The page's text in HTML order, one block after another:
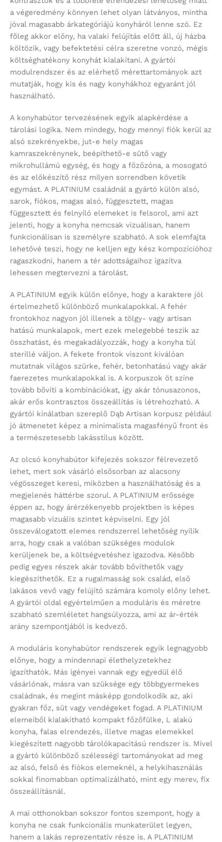
a végeredmény könnyen lehet olyan látványos, mintha
jóval magasabb árkategóriájú konyháról lenne szó. Ez
főleg akkor előny, ha valaki felújítás előtt áll, új házba
költözik, vagy befektetési célra szeretne vonzó, mégis
költséghatékony konyhát kialakítani. A gyártói
modulrendszer és az elérhető mérettartományok azt
mutatják, hogy kis és nagy konyhákhoz egyaránt jól
használható.
A konyhabútor tervezésének egyik alapkérdése a
tárolási logika. Nem mindegy, hogy mennyi fiók kerül az
alsó szekrényekbe, jut-e hely magas
kamraszekrénynek, beépíthető-e sütő vagy
mikrohullámú egység, és hogy a főzőzóna, a mosogató
és az előkészítő rész milyen sorrendben követik
egymást. A PLATINIUM családnál a gyártó külön alsó,
sarok, fiókos, magas alsó, függesztett, magas
függesztett és felnyíló elemeket is felsorol, ami azt
jelenti, hogy a konyha nemcsak vizuálisan, hanem
funkcionálisan is személyre szabható. A sok elemfajta
lehetővé teszi, hogy ne kelljen egy kész kompozícióhoz
ragaszkodni, hanem a tér adottságaihoz igazítva
lehessen megtervezni a tárolást.
A PLATINIUM egyik külön előnye, hogy a karaktere jól
értelmezhető különböző munkalapokkal. A fehér
frontokhoz nagyon jól illenek a tölgy- vagy artisan
hatású munkalapok, mert ezek melegebbé teszik az
összhatást, és megakadályozzák, hogy a konyha túl
sterillé váljon. A fekete frontok viszont kiválóan
mutatnak világos szürke, fehér, betonhatású vagy akár
faerezetes munkalapokkal is. A korpuszok öt színe
tovább bővíti a kombinációkat, így akár tónusazonos,
akár erős kontrasztos összeállítás is létrehozható. A
gyártói kínálatban szereplő Dąb Artisan korpusz például
jó átmenetet képez a minimalista magasfényű front és
a természetesebb lakásstílus között.
Az olcsó konyhabútor kifejezés sokszor félrevezető
lehet, mert sok vásárló elsősorban az alacsony
végösszeget keresi, miközben a használhatóság és a
megjelenés háttérbe szorul. A PLATINIUM erőssége
éppen az, hogy árérzékenyebb projektben is képes
magasabb vizuális szintet képviselni. Egy jól
összeválogatott elemes rendszerrel lehetőség nyílik
arra, hogy csak a valóban szükséges modulok
kerüljenek be, a költségvetéshez igazodva. Később
pedig egyes részek akár tovább bővíthetők vagy
kiegészíthetők. Ez a rugalmasság sok család, első
lakásos vevő vagy felújító számára komoly előny lehet.
A gyártói oldal egyértelműen a moduláris és méretre
szabható szemléletet hangsúlyozza, ami az ár-érték
arány szempontjából is kedvező.
A moduláris konyhabútor rendszerek egyik legnagyobb
előnye, hogy a mindennapi élethelyzetekhez
igazíthatók. Más igényei vannak egy egyedül élő
vásárlónak, másra van szüksége egy többgyermekes
családnak, és megint másképp gondolkodik az, aki
gyakran főz, süt vagy vendégeket fogad. A PLATINIUM
elemeiből kialakítható kompakt főzőfülke, L alakú
konyha, falas elrendezés, illetve magas elemekkel
kiegészített nagyobb tárolókapacitású rendszer is. Mivel
a gyártó különböző szélességi tartományokat ad meg
az alsó, felső és fiókos elemeknél, a helykihasználás
sokkal finomabban optimalizálható, mint egy merev, fix
összeállításnál.
A mai otthonokban sokszor fontos szempont, hogy a
konyha ne csak funkcionális munkaterület legyen,
hanem a lakás reprezentatív része is. A PLATINIUM